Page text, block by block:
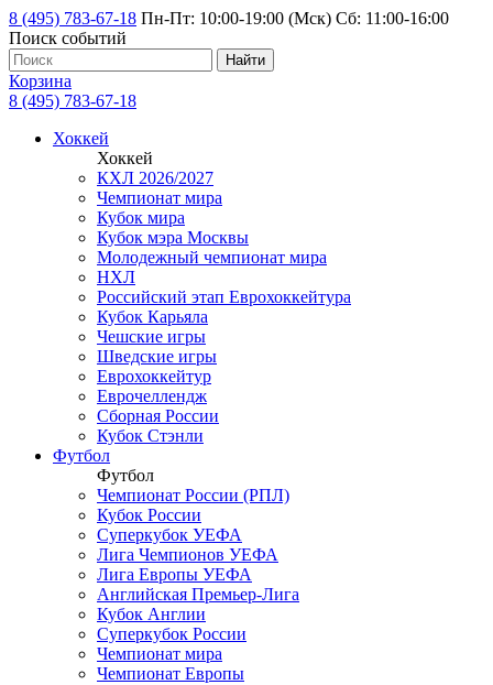
8 (495) 783-67-18 Пн-Пт: 10:00-19:00 (Мск) Сб: 11:00-16:00
Поиск событий
Найти
Корзина
8 (495) 783-67-18
Хоккей
Хоккей
КХЛ 2026/2027
Чемпионат мира
Кубок мира
Кубок мэра Москвы
Молодежный чемпионат мира
НХЛ
Российский этап Еврохоккейтура
Кубок Карьяла
Чешские игры
Шведские игры
Еврохоккейтур
Еврочеллендж
Сборная России
Кубок Стэнли
Футбол
Футбол
Чемпионат России (РПЛ)
Кубок России
Суперкубок УЕФА
Лига Чемпионов УЕФА
Лига Европы УЕФА
Английская Премьер-Лига
Кубок Англии
Суперкубок России
Чемпионат мира
Чемпионат Европы